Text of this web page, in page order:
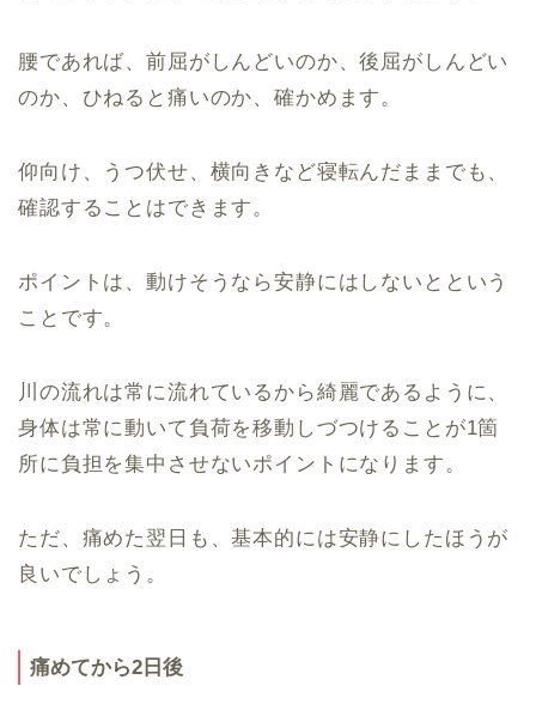
腰であれば、前屈がしんどいのか、後屈がしんどい
のか、ひねると痛いのか、確かめます。
仰向け、うつ伏せ、横向きなど寝転んだままでも、
確認することはできます。
ポイントは、動けそうなら安静にはしないとという
ことです。
川の流れは常に流れているから綺麗であるように、
身体は常に動いて負荷を移動しづつけることが1箇
所に負担を集中させないポイントになります。
ただ、痛めた翌日も、基本的には安静にしたほうが
良いでしょう。
痛めてから2日後